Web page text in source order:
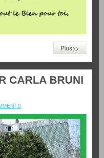
Plus>>
CARLA BRUNI